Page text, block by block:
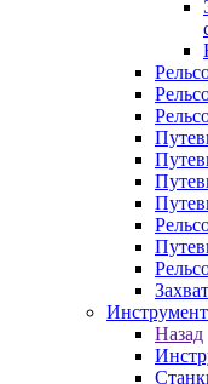
Инструмент
Назад